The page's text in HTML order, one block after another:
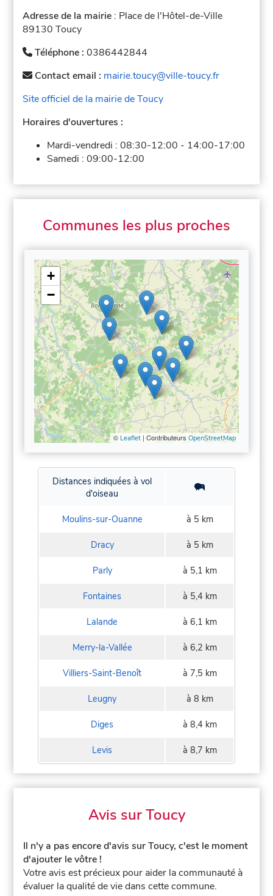
Adresse de la mairie : Place de l'Hôtel-de-Ville
89130 Toucy
Téléphone :0386442844
Contact email : mairie.toucy@ville-toucy.fr
Site officiel de la mairie de Toucy
Horaires d'ouvertures :
Mardi-vendredi :08:30-12:00 - 14:00-17:00
Samedi :09:00-12:00
Communes les plus proches
+
−
© Leaflet| Contributeurs OpenStreetMap
Distances indiquées à vol
d'oiseau
Moulins-sur-Ouanne à 5 km
Dracy à 5 km
Parly à 5,1 km
Fontaines à 5,4 km
Lalande à 6,1 km
Merry-la-Vallée à 6,2 km
Villiers-Saint-Benoît à 7,5 km
Leugny à 8 km
Diges à 8,4 km
Levis à 8,7 km
Avis sur Toucy
Il n'y a pas encore d'avis sur Toucy, c'est le moment
d'ajouter le vôtre !
Votre avis est précieux pour aider la communauté à
évaluer la qualité de vie dans cette commune.